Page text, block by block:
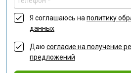
Я соглашаюсь на политику
данных
Даю согласие на получение
предложений